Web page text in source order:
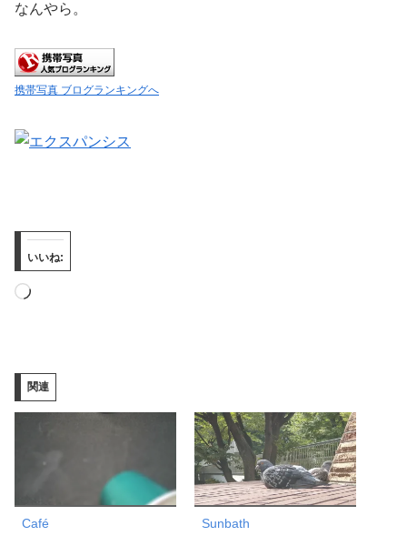
なんやら。
携帯写真 ブログランキングへ
いいね:
読
み
中…
関連
Café
Sunbath